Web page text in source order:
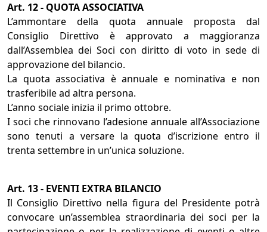
Art. 12 - QUOTA ASSOCIATIVA
L’ammontare della quota annuale proposta dal
Consiglio Direttivo è approvato a maggioranza
dall’Assemblea dei Soci con diritto di voto in sede di
approvazione del bilancio.
La quota associativa è annuale e nominativa e non
trasferibile ad altra persona.
L’anno sociale inizia il primo ottobre.
I soci che rinnovano l’adesione annuale all’Associazione
sono tenuti a versare la quota d’iscrizione entro il
trenta settembre in un’unica soluzione.
Art. 13 - EVENTI EXTRA BILANCIO
Il Consiglio Direttivo nella figura del Presidente potrà
convocare un’assemblea straordinaria dei soci per la